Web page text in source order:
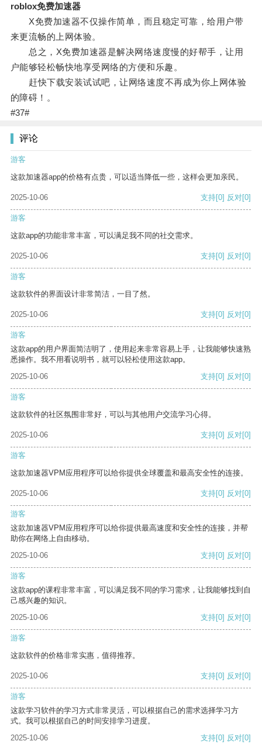
roblox免费加速器
X免费加速器不仅操作简单，而且稳定可靠，给用户带
来更流畅的上网体验。
总之，X免费加速器是解决网络速度慢的好帮手，让用
户能够轻松畅快地享受网络的方便和乐趣。
赶快下载安装试试吧，让网络速度不再成为你上网体验
的障碍！。
#37#
评论
游客
这款加速器app的价格有点贵，可以适当降低一些，这样会更加亲民。
2025-10-06 支持[0] 反对[0]
游客
这款app的功能非常丰富，可以满足我不同的社交需求。
2025-10-06 支持[0] 反对[0]
游客
这款软件的界面设计非常简洁，一目了然。
2025-10-06 支持[0] 反对[0]
游客
这款app的用户界面简洁明了，使用起来非常容易上手，让我能够快速熟
悉操作。我不用看说明书，就可以轻松使用这款app。
2025-10-06
支持[0] 反对[0]
游客
这款软件的社区氛围非常好，可以与其他用户交流学习心得。
2025-10-06 支持[0] 反对[0]
游客
这款加速器VPM应用程序可以给你提供全球覆盖和最高安全性的连接。
2025-10-06 支持[0] 反对[0]
游客
这款加速器VPM应用程序可以给你提供最高速度和安全性的连接，并帮
助你在网络上自由移动。
2025-10-06
支持[0] 反对[0]
游客
这款app的课程非常丰富，可以满足我不同的学习需求，让我能够找到自
己感兴趣的知识。
2025-10-06
支持[0] 反对[0]
游客
这款软件的价格非常实惠，值得推荐。
2025-10-06 支持[0] 反对[0]
游客
这款学习软件的学习方式非常灵活，可以根据自己的需求选择学习方
式。我可以根据自己的时间安排学习进度。
2025-10-06
支持[0] 反对[0]